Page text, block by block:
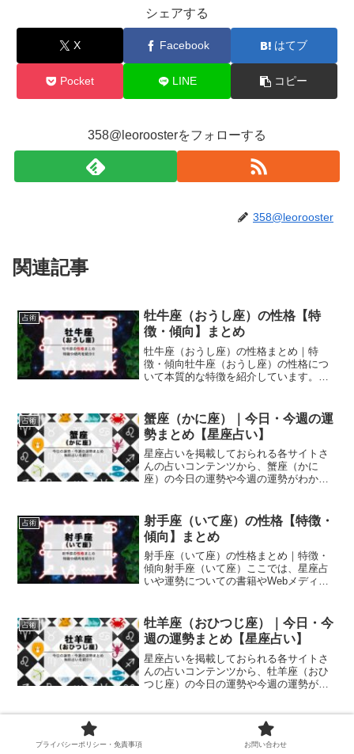
シェアする
X Facebook はてブ
Pocket LINE コピー
358@leoroosterをフォローする
358@leorooster
関連記事
占術
牡牛座（おうし座）の性格【特
徴・傾向】まとめ
牡牛座（おうし座）の性格まとめ｜特
徴・傾向牡牛座（おうし座）の性格につ
いて本質的な特徴を紹介しています。こ
容を最大公約数的に集約して、牡牛座
（おうし座）の基本的な性格...
占術
蟹座（かに座）｜今日・今週の運
勢まとめ【星座占い】
星座占いを掲載しておられる各サイトさ
んの占いコンテンツから、蟹座（かに
座）の今日の運勢や今週の運勢がわかる
ては、僅かながらも時間と手間の短縮に
なったりお役に立てるのでは...
占術
射手座（いて座）の性格【特徴・
傾向】まとめ
射手座（いて座）の性格まとめ｜特徴・
傾向射手座（いて座）ここでは、星座占
いや運勢についての書籍やWebメディア
的な性格の特徴、思考や言動などの傾向
をまとめて一覧にしまし...
占術
牡羊座（おひつじ座）｜今日・今
週の運勢まとめ【星座占い】
星座占いを掲載しておられる各サイトさ
んの占いコンテンツから、牡羊座（おひ
つじ座）の今日の運勢や今週の運勢がわ
とっては、僅かながらも時間と手間の短
縮になったりお役に立てる...
今日の星座占い｜ランキング版・
今週版も紹介【無料占い集】
プライバシーポリシー・免責事項 お問い合わせ